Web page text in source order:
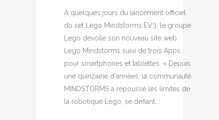
A quelques jours du lancement officiel
du set Lego Mindstorms EV3, le groupe
Lego dévoile son nouveau site web
Lego Mindstorms suivi de trois Apps
pour smartphones et tablettes. « Depuis
une quinzaine d'années, la communauté
MINDSTORMS a repoussé les limites de
la robotique Lego, se défiant...